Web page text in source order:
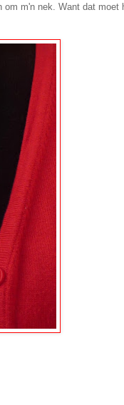
m'n nek. Want dat moet